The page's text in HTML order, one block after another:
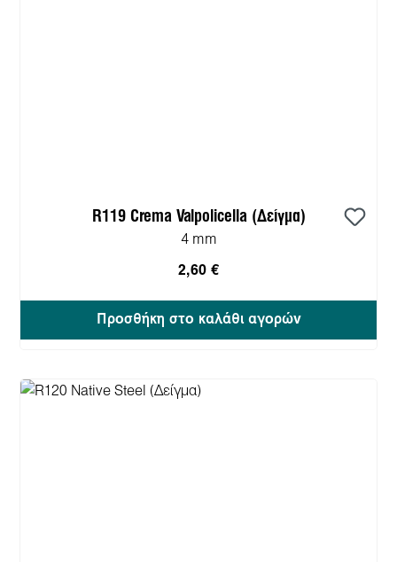
R119 Crema Valpolicella (Δείγμα)
4 mm
2,60 €
Προσθήκη στο καλάθι αγορών